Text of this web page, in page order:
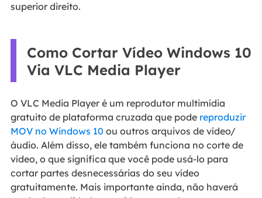
superior direito.
Como Cortar Vídeo Windows 10
Via VLC Media Player
O VLC Media Player é um reprodutor multimídia
gratuito de plataforma cruzada que pode reproduzir
MOV no Windows 10 ou outros arquivos de vídeo/
áudio. Além disso, ele também funciona no corte de
vídeo, o que significa que você pode usá-lo para
cortar partes desnecessárias do seu vídeo
gratuitamente. Mais importante ainda, não haverá